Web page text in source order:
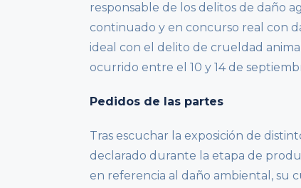
responsable de los delitos de daño
continuado y en concurso real con
ideal con el delito de crueldad
ocurrido entre el 10 y 14 de
Pedidos de las partes
Tras escuchar la exposición de
declarado durante la etapa de
en referencia al daño ambiental, su